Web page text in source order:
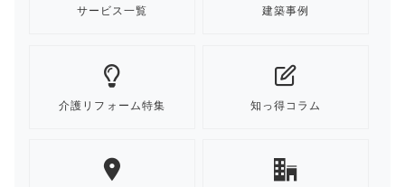
サービス一覧 建築事例
介護リフォーム特集 知っ得コラム